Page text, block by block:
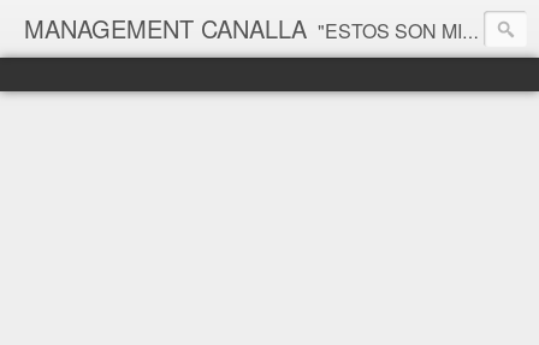
MANAGEMENT CANALLA "ESTOS SON MIS PRINCIPIOS, SI NO LE GUSTAN, TENGO OTROS" Groucho Marx